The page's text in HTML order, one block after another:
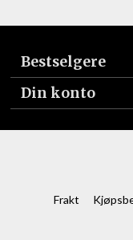
Bestselgere
Din konto
Frakt